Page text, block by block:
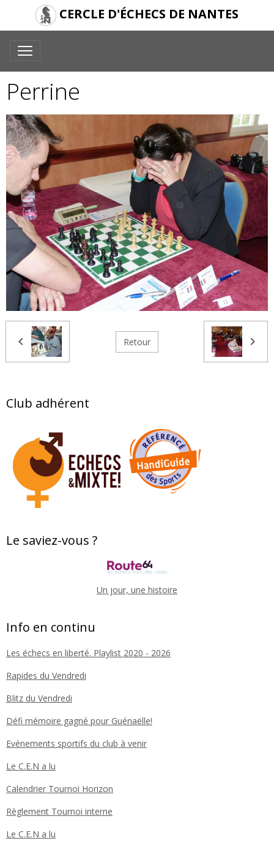
CERCLE D'ÉCHECS DE NANTES
Perrine
Retour
Club adhérent
Le saviez-vous ?
Un jour, une histoire
Info en continu
Les échecs en liberté. Playlist 2020 - 2026
Rapides du Vendredi
Blitz du Vendredi
Défi mémoire gagné pour Guénaëlle!
Evénements sportifs du club à venir
Le C.E.N a lu
Calendrier Tournoi Horizon
Règlement Tournoi interne
Le C.E.N a lu